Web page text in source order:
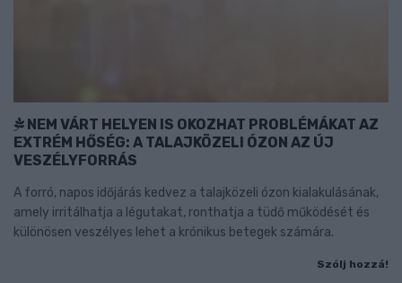
NEM VÁRT HELYEN IS OKOZHAT PROBLÉMÁKAT AZ
EXTRÉM HŐSÉG: A TALAJKÖZELI ÓZON AZ ÚJ
VESZÉLYFORRÁS
A forró, napos időjárás kedvez a talajközeli ózon kialakulásának,
amely irritálhatja a légutakat, ronthatja a tüdő működését és
különösen veszélyes lehet a krónikus betegek számára.
Szólj hozzá!